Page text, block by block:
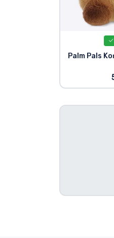
Palm Pals
Rzeczy seryjne
Rzeczy z anime
Rzeczy muzyczne